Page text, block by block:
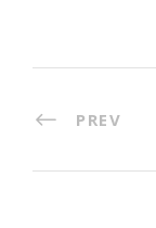
PREV